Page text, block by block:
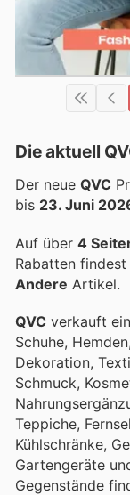
Die aktuell
Der neue QVC
bis 23. Juni
Auf über 4
Rabatten
Andere Artikel.
QVC verkauft
Schuhe,
Dekoration,
Schmuck,
Teppiche,
Kühlschränke,
Gartengeräte
Gegenstände